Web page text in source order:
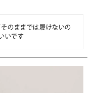
のままでは履けないの
いです